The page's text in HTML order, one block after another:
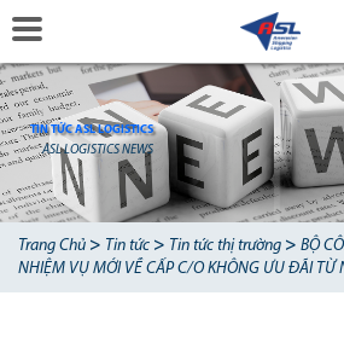
TIN TỨC ASL LOGISTICS
ASL LOGISTICS NEWS
Trang Chủ > Tin tức > Tin tức thị trường > BỘ
NHIỆM VỤ MỚI VỀ CẤP C/O KHÔNG ƯU ĐÃI TỪ